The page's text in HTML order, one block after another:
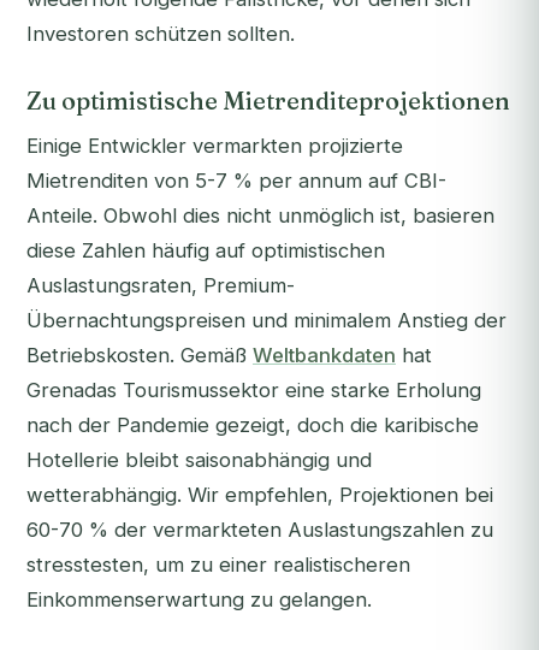
Investoren schützen sollten.
Zu optimistische Mietrenditeprojektionen
Einige Entwickler vermarkten projizierte
Mietrenditen von 5-7 % per annum auf CBI-
Anteile. Obwohl dies nicht unmöglich ist, basieren
diese Zahlen häufig auf optimistischen
Auslastungsraten, Premium-
Übernachtungspreisen und minimalem Anstieg der
Betriebskosten. Gemäß Weltbankdaten hat
Grenadas Tourismussektor eine starke Erholung
nach der Pandemie gezeigt, doch die karibische
Hotellerie bleibt saisonabhängig und
wetterabhängig. Wir empfehlen, Projektionen bei
60-70 % der vermarkteten Auslastungszahlen zu
stresstesten, um zu einer realistischeren
Einkommenserwartung zu gelangen.